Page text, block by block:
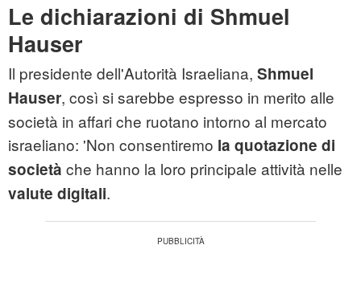
Le dichiarazioni di Shmuel
Hauser
Il presidente dell'Autorità Israeliana, Shmuel
Hauser, così si sarebbe espresso in merito alle
società in affari che ruotano intorno al mercato
israeliano: 'Non consentiremo la quotazione di
società che hanno la loro principale attività nelle
valute digitali.